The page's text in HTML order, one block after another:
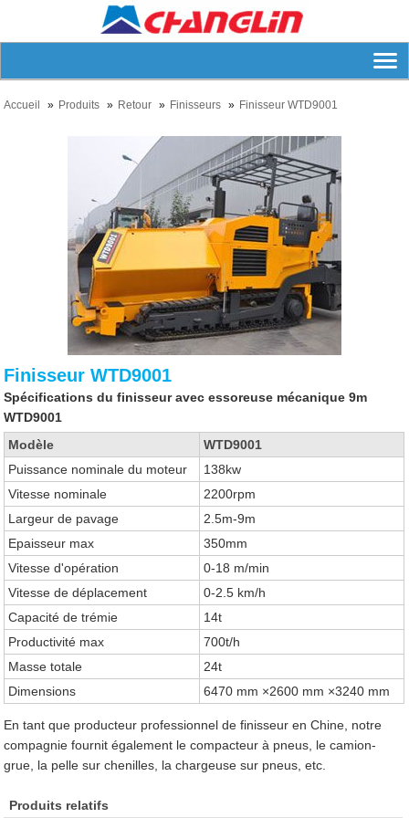
Accueil Produits Retour Finisseurs Finisseur WTD9001
Finisseur WTD9001
Spécifications du finisseur avec essoreuse mécanique 9m
WTD9001
Modèle
WTD9001
Puissance nominale du moteur
138kw
Vitesse nominale
2200rpm
Largeur de pavage
2.5m-9m
Epaisseur max
350mm
Vitesse d'opération
0-18 m/min
Vitesse de déplacement
0-2.5 km/h
Capacité de trémie
14t
Productivité max
700t/h
Masse totale
24t
Dimensions
6470 mm ×2600 mm ×3240 mm
En tant que producteur professionnel de finisseur en Chine, notre
compagnie fournit également le compacteur à pneus, le camion-
grue, la pelle sur chenilles, la chargeuse sur pneus, etc.
Produits relatifs